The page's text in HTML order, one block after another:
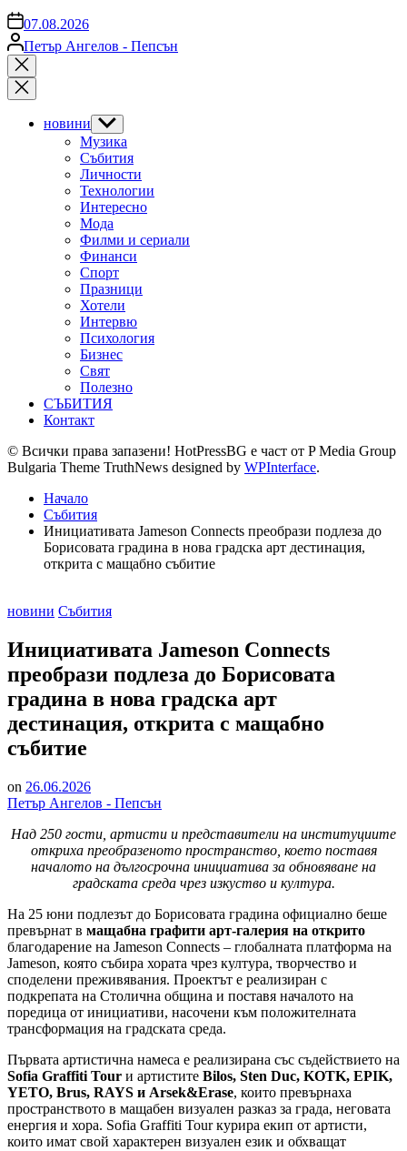
on07.08.2026
Posted
by
Петър Ангелов - Пепсън
Close
search
новини Show
sub
menu
Музика
Събития
Личности
Технологии
Интересно
Мода
Филми и сериали
Финанси
Спорт
Празници
Хотели
Интервю
Психология
Бизнес
Свят
Полезно
СЪБИТИЯ
Контакт
© Всички права запазени! HotPressBG е част от P Media Group
Bulgaria Theme TruthNews designed by WPInterface.
Начало
Събития
Инициативата Jameson Connects преобрази подлеза до
Борисовата градина в нова градска арт дестинация,
открита с мащабно събитие
Posted
новини Събития
Инициативата Jameson Connects
преобрази подлеза до Борисовата
градина в нова градска арт
дестинация, открита с мащабно
събитие
on 26.06.2026
Петър Ангелов - Пепсън
Над 250 гости, артисти и представители на институциите
откриха преобразеното пространство, което поставя
началото на дългосрочна инициатива за обновяване на
градската среда чрез изкуство и култура.
На 25 юни подлезът до Борисовата градина официално беше
превърнат в мащабна графити арт-галерия на открито
благодарение на Jameson Connects – глобалната платформа на
Jameson, която събира хората чрез култура, творчество и
споделени преживявания. Проектът е реализиран с
подкрепата на Столична община и поставя началото на
поредица от инициативи, насочени към положителната
трансформация на градската среда.
Първата артистична намеса е реализирана със съдействието на
Sofia Graffiti Tour и артистите Bilos, Sten Duc, KOTK, EPIK,
YETO, Brus, RAYS и Arsek&Erase, които превърнаха
пространството в мащабен визуален разказ за града, неговата
енергия и хора. Sofia Graffiti Tour курира екип от артисти,
които имат свой характерен визуален език и обхващат